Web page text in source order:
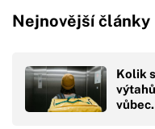
Nejnovější články
Kolik